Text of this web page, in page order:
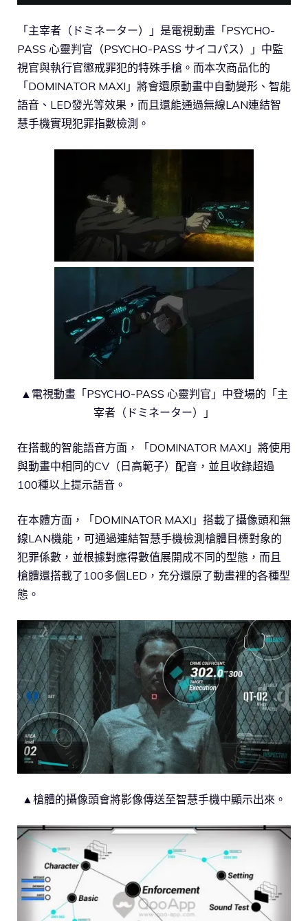
「主宰者（ドミネーター）」是電視動畫「PSYCHO-
PASS 心靈判官（PSYCHO-PASS サイコパス）」中監
視官與執行官懲戒罪犯的特殊手槍。而本次商品化的
「DOMINATOR MAXI」將會還原動畫中自動變形、智能
語音、LED發光等效果，而且還能通過無線LAN連結智
慧手機實現犯罪指數檢測。
▲電視動畫「PSYCHO-PASS 心靈判官」中登場的「主
宰者（ドミネーター）」
在搭載的智能語音方面，「DOMINATOR MAXI」將使用
與動畫中相同的CV（日高範子）配音，並且收錄超過
100種以上提示語音。
在本體方面，「DOMINATOR MAXI」搭載了攝像頭和無
線LAN機能，可通過連結智慧手機檢測槍體目標對象的
犯罪係數，並根據對應得數值展開成不同的型態，而且
槍體還搭載了100多個LED，充分還原了動畫裡的各種型
態。
▲槍體的攝像頭會將影像傳送至智慧手機中顯示出來。